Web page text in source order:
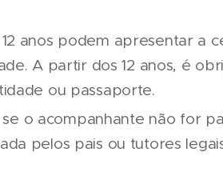
anos podem apresentar a
A partir dos 12 anos, é
ou passaporte.
o acompanhante não for
pelos pais ou tutores